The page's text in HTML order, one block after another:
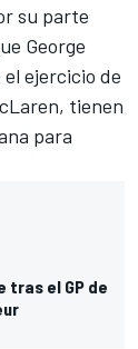
su parte
George
ejercicio de
tienen
para
tras el GP de